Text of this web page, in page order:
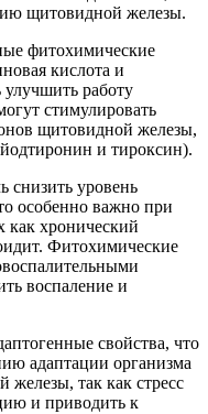
щитовидной железы.
фитохимические
кислота и
работу
стимулировать
щитовидной железы,
и тироксин).
снизить уровень
особенно важно при
как хронический
Фитохимические
воспаление и
свойства, что
адаптации организма
железы, так как стресс
и приводить к